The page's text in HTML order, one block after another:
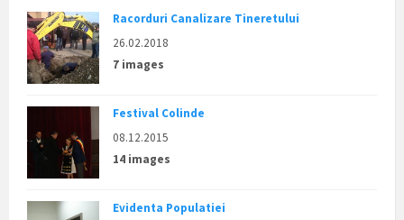
Racorduri Canalizare Tineretului
26.02.2018
7 images
Festival Colinde
08.12.2015
14 images
Evidenta Populatiei